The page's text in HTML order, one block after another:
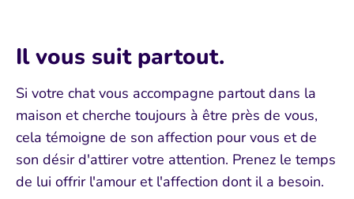
Il vous suit partout.
Si votre chat vous accompagne partout dans la
maison et cherche toujours à être près de vous,
cela témoigne de son affection pour vous et de
son désir d'attirer votre attention. Prenez le temps
de lui offrir l'amour et l'affection dont il a besoin.